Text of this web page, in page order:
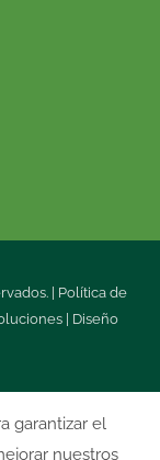
| Política de
Diseño
garantizar el
nuestros